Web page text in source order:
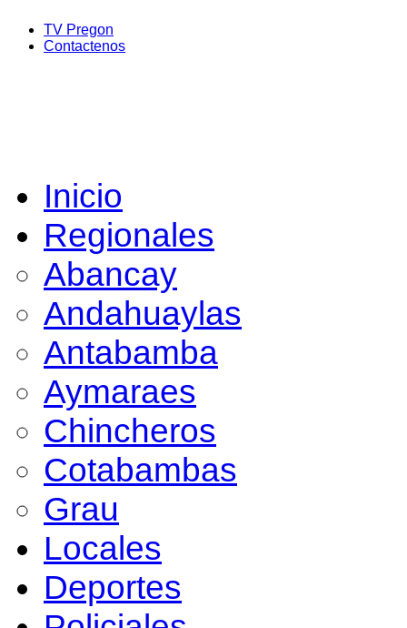
TV Pregon
Contactenos
Inicio
Regionales
Abancay
Andahuaylas
Antabamba
Aymaraes
Chincheros
Cotabambas
Grau
Locales
Deportes